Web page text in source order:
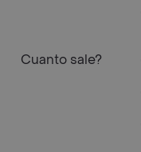
Cuanto sale?